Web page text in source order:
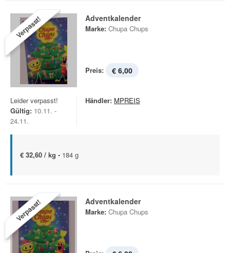
Verpasst! Adventkalender
Marke: Chupa Chups
Preis: € 6,00
Leider verpasst!
Gültig: 10.11. -
24.11.
Händler: MPREIS
€ 32,60 / kg - 184 g
Verpasst! Adventkalender
Marke: Chupa Chups